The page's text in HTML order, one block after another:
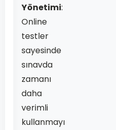
Yönetimi:
Online
testler
sayesinde
sınavda
zamanı
daha
verimli
kullanmayı